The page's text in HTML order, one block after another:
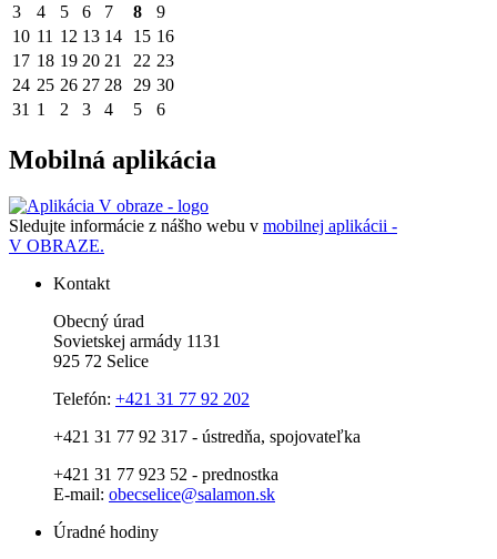
3
4 5 6 7 8
9
10 11 12 13 14 15 16
17 18 19 20 21 22 23
24 25 26 27 28 29 30
31 1 2 3 4 5 6
Mobilná aplikácia
Sledujte informácie z nášho webu v mobilnej aplikácii -
V OBRAZE.
Kontakt
Obecný úrad
Sovietskej armády 1131
925 72 Selice
Telefón: +421 31 77 92 202
+421 31 77 92 317 - ústredňa, spojovateľka
+421 31 77 923 52 - prednostka
E-mail: obecselice@salamon.sk
Úradné hodiny